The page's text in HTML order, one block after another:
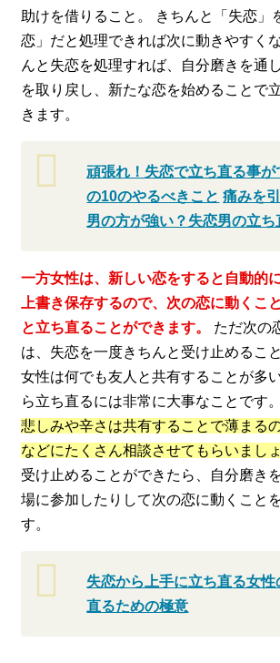
助けを借りること。 きちんと「失恋」
恋」だと処理できれば次に動きやすく
んと失恋を処理すれば、自分磨きを通
を取り戻し、新たな恋を始めることで
きます。
頑張れ！失恋で立ち直る事が
の10のやるべきこと 痛みを
男の方が強い？失恋男の立ち
一方女性は、新しい恋をすると自動的
上書き保存するので、次の恋に動くこ
と立ち直ることができます。
ただ次の
は、失恋を一度きちんと受け止めるこ
女性は何でも友人と共有することが多
ら立ち直るには非常に大事なことです
悲しみや辛さは共有することで薄まる
などにたくさん相談させてもらいましょ
受け止めることができたら、自分磨き
場に参加したりして次の恋に動くこと
す。
失恋から上手に立ち直る女性
直るための極意